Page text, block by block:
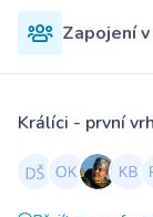
Zapojení
Králíci - první